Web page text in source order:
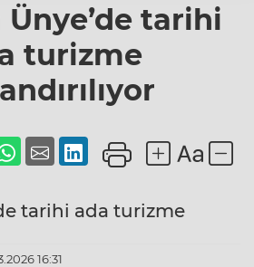
tarihi ada
turizme
kazandırılıyor
tarihi
turizme
tarihi ada turizme
16:31